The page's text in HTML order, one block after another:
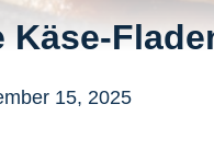
Käse-
15, 2025